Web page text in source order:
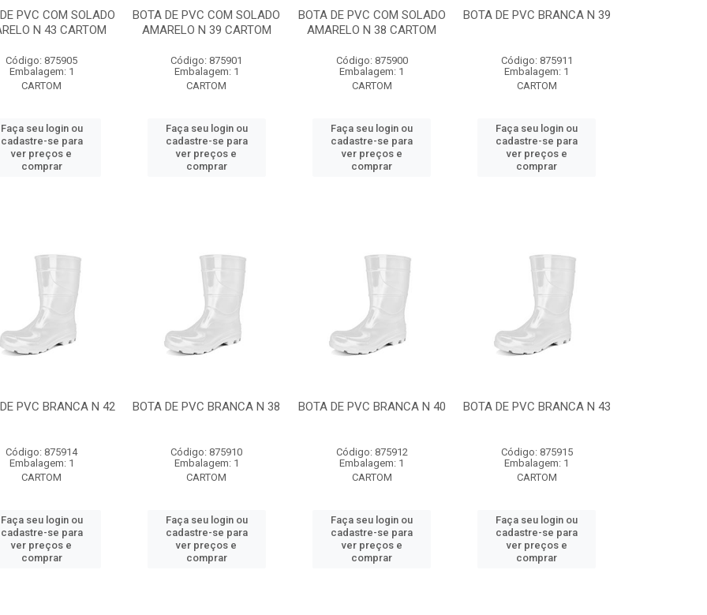
PVC COM SOLADO
N 43 CARTOM
Código: 875905
Embalagem: 1
CARTOM
Faça seu login ou
cadastre-se para
ver preços e
comprar
BOTA DE PVC COM SOLADO
AMARELO N 39 CARTOM
Código: 875901
Embalagem: 1
CARTOM
Faça seu login ou
cadastre-se para
ver preços e
comprar
BOTA DE PVC COM SOLADO
AMARELO N 38 CARTOM
Código: 875900
Embalagem: 1
CARTOM
Faça seu login ou
cadastre-se para
ver preços e
comprar
BOTA DE PVC BRANCA N 39
Código: 875911
Embalagem: 1
CARTOM
Faça seu login ou
cadastre-se para
ver preços e
comprar
PVC BRANCA N 42
Código: 875914
Embalagem: 1
CARTOM
Faça seu login ou
cadastre-se para
ver preços e
comprar
BOTA DE PVC BRANCA N 38
Código: 875910
Embalagem: 1
CARTOM
Faça seu login ou
cadastre-se para
ver preços e
comprar
BOTA DE PVC BRANCA N 40
Código: 875912
Embalagem: 1
CARTOM
Faça seu login ou
cadastre-se para
ver preços e
comprar
BOTA DE PVC BRANCA N 43
Código: 875915
Embalagem: 1
CARTOM
Faça seu login ou
cadastre-se para
ver preços e
comprar